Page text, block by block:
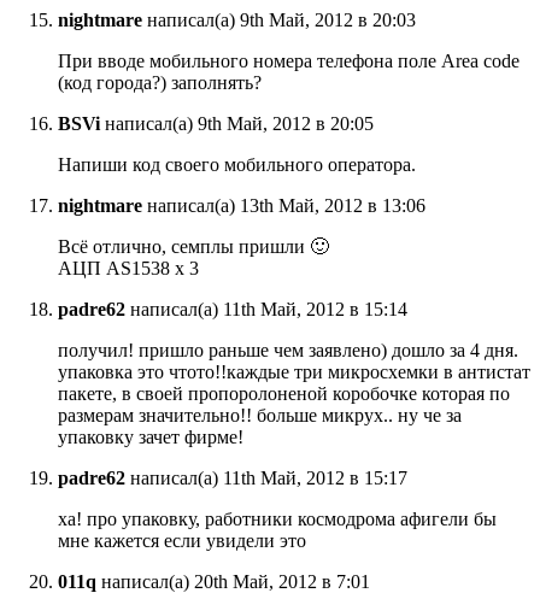
nightmare написал(а) 9th Май, 2012 в 20:03
При вводе мобильного номера телефона поле Area code
(код города?) заполнять?
BSVi написал(а) 9th Май, 2012 в 20:05
Напиши код своего мобильного оператора.
nightmare написал(а) 13th Май, 2012 в 13:06
Всё отлично, семплы пришли 🙂
АЦП AS1538 x 3
padre62 написал(а) 11th Май, 2012 в 15:14
получил! пришло раньше чем заявлено) дошло за 4 дня.
упаковка это чтото!!каждые три микросхемки в антистат
пакете, в своей пропоролоненой коробочке которая по
размерам значительно!! больше микрух.. ну че за
упаковку зачет фирме!
padre62 написал(а) 11th Май, 2012 в 15:17
ха! про упаковку, работники космодрома афигели бы
мне кажется если увидели это
011q написал(а) 20th Май, 2012 в 7:01